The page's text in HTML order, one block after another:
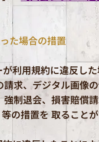
た場合の措置
利用規約に違反し
請求、デジタル画像
制退会、損害賠償
の措置を 取ることが